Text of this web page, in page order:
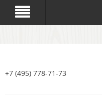
+7 (495) 778-71-73